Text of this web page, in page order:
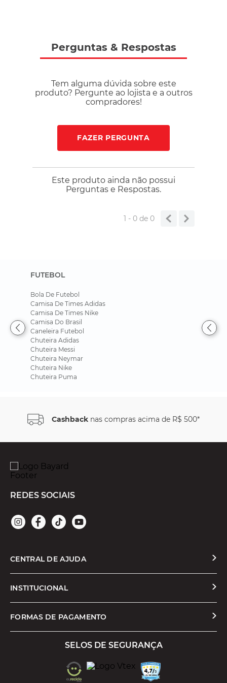
Perguntas & Respostas
Tem alguma dúvida sobre este
produto? Pergunte ao lojista e a outros
compradores!
FAZER PERGUNTA
Este produto ainda não possui
Perguntas e Respostas.
1 - 0de 0
FUTEBOL
Bola De Futebol
Camisa De Times Adidas
Camisa De Times Nike
Camisa Do Brasil
Caneleira Futebol
Chuteira Adidas
Chuteira Messi
Chuteira Neymar
Chuteira Nike
Chuteira Puma
Cashback nas compras acima de R$ 500*
REDES SOCIAIS
CENTRAL DE AJUDA
Solicitar Troca ou Devolução
Formas de Pagamento
INSTITUCIONAL
Quem Somos
Trabalhe Conosco
FORMAS DE PAGAMENTO
SELOS DE SEGURANÇA